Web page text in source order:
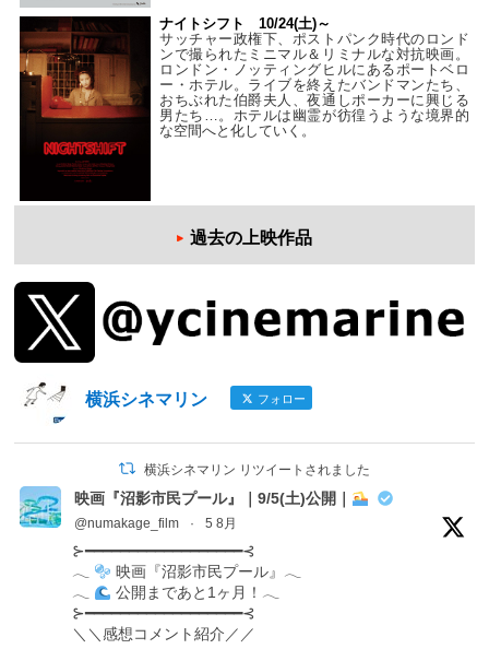
ナイトシフト 10/24(土)～
サッチャー政権下、ポストパンク時代のロンド
ンで撮られたミニマル＆リミナルな対抗映画。
ロンドン・ノッティングヒルにあるポートベロ
ー・ホテル。ライブを終えたバンドマンたち、
おちぶれた伯爵夫人、夜通しポーカーに興じる
男たち…。ホテルは幽霊が彷徨うような境界的
な空間へと化していく。
過去の上映作品
横浜シネマリン フォロー
横浜シネマリン リツイートされました
映画『沼影市民プール』｜9/5(土)公開｜
@numakage_film · 5 8月
⊱━━━━━━━━━━━━━━━━━━⊰
𓂃
映画『沼影市民プール』𓂃
𓂃
公開まであと1ヶ月！𓂃
⊱━━━━━━━━━━━━━━━━━━⊰
＼＼感想コメント紹介／／